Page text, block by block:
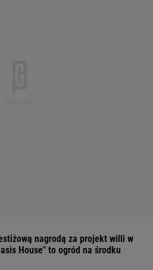
nagrodą za projekt willi w
House" to ogród na środku